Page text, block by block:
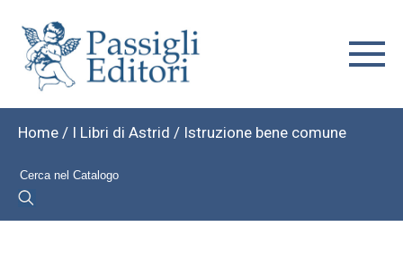
Home / I Libri di Astrid / Istruzione bene comune